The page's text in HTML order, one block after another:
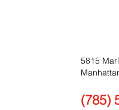
5815
(785)